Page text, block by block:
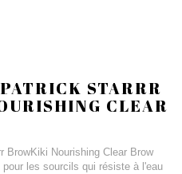
STARRR
CLEAR
BrowKiki Nourishing Clear Brow
les sourcils qui résiste à l'eau